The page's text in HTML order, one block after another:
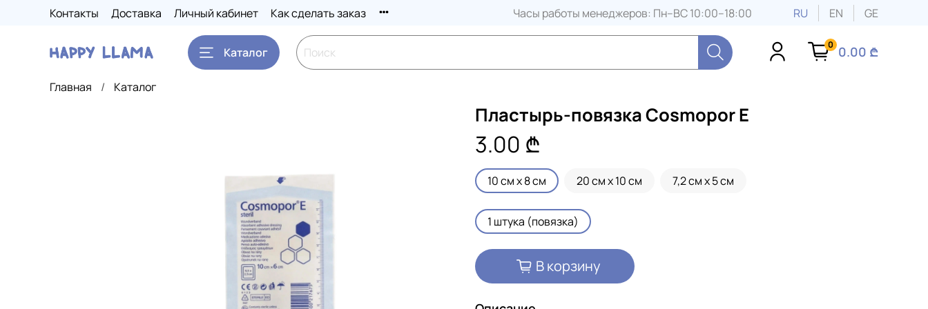
Контакты Доставка Личный кабинет Как сделать заказ Часы работы менеджеров: Пн–ВС 10:00–18:00 RU EN GE
Каталог
0 0.00 ₾
Главная Каталог
Пластырь-повязка Cosmopor E
3.00 ₾
10 см x 8 см 20 см x 10 см 7,2 см x 5 см
1 штука (повязка)
В корзину